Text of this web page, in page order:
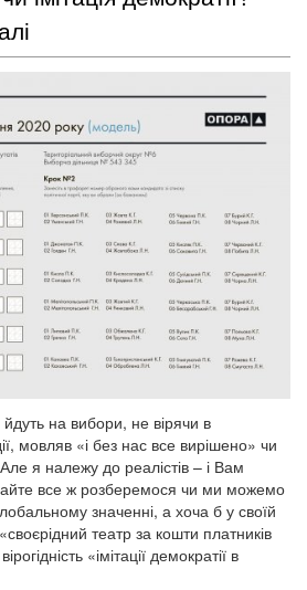
йдуть на вибори, не вірячи в
мовляв «і без нас все вирішено» чи
я належу до реалістів – і Вам
все ж розберемося чи ми можемо
значенні, а хоча б у своїй
театр за кошти платників
«імітації демократії в